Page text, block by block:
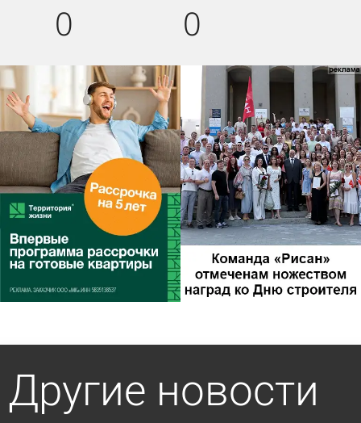
0 0
Другие новости